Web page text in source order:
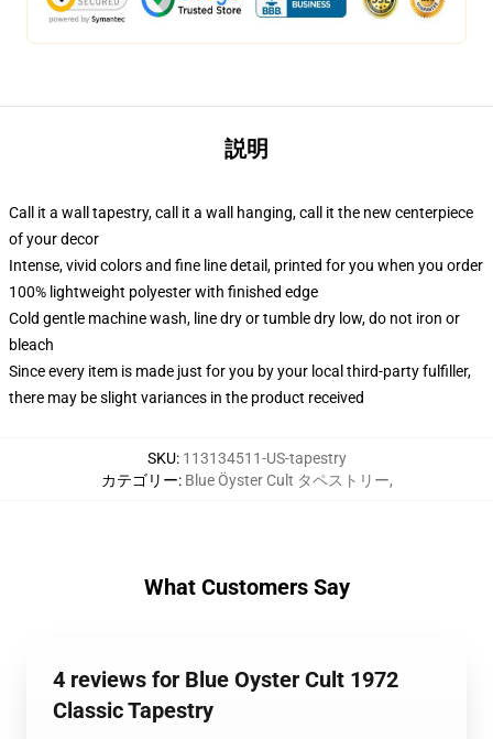
説明
Call it a wall tapestry, call it a wall hanging, call it the new centerpiece
of your decor
Intense, vivid colors and fine line detail, printed for you when you order
100% lightweight polyester with finished edge
Cold gentle machine wash, line dry or tumble dry low, do not iron or
bleach
Since every item is made just for you by your local third-party fulfiller,
there may be slight variances in the product received
SKU: 113134511-US-tapestry
カテゴリー: Blue Öyster Cult タペストリー,
What Customers Say
4 reviews for Blue Oyster Cult 1972
Classic Tapestry